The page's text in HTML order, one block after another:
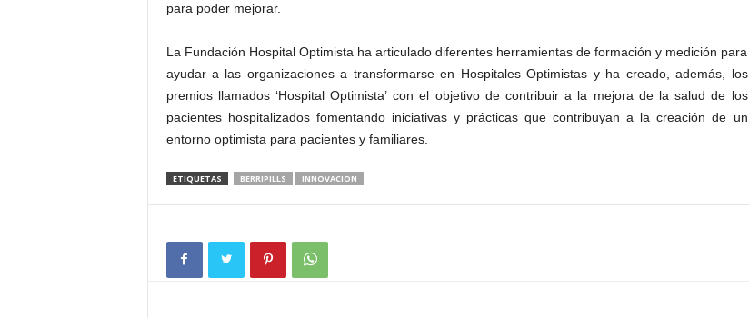
para poder mejorar.
La Fundación Hospital Optimista ha articulado diferentes herramientas de formación y medición para
ayudar a las organizaciones a transformarse en Hospitales Optimistas y ha creado, además, los
premios llamados ‘Hospital Optimista’ con el objetivo de contribuir a la mejora de la salud de los
pacientes hospitalizados fomentando iniciativas y prácticas que contribuyan a la creación de un
entorno optimista para pacientes y familiares.
ETIQUETAS BERRIPILLS INNOVACION